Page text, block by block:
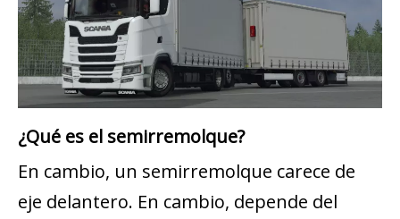
¿Qué es el semirremolque?
En cambio, un semirremolque carece de
eje delantero. En cambio, depende del